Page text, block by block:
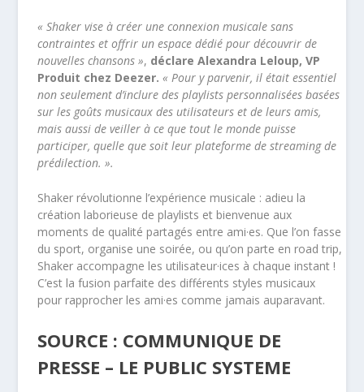
« Shaker vise à créer une connexion musicale sans
contraintes et offrir un espace dédié pour découvrir de
nouvelles chansons », déclare Alexandra Leloup, VP
Produit chez Deezer. « Pour y parvenir, il était essentiel
non seulement d’inclure des playlists personnalisées basées
sur les goûts musicaux des utilisateurs et de leurs amis,
mais aussi de veiller à ce que tout le monde puisse
participer, quelle que soit leur plateforme de streaming de
prédilection. ».
Shaker révolutionne l’expérience musicale : adieu la
création laborieuse de playlists et bienvenue aux
moments de qualité partagés entre ami·es. Que l’on fasse
du sport, organise une soirée, ou qu’on parte en road trip,
Shaker accompagne les utilisateur·ices à chaque instant !
C’est la fusion parfaite des différents styles musicaux
pour rapprocher les ami·es comme jamais auparavant.
SOURCE : COMMUNIQUE DE
PRESSE – LE PUBLIC SYSTEME